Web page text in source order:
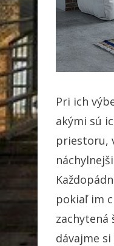
Pri ich
akými sú
priestoru,
pokiaľ im
zachytená
dávajme